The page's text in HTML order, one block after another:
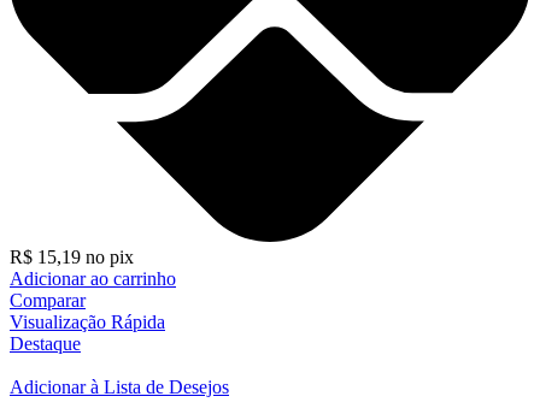
R$ 15,19 no pix
Adicionar ao carrinho
Comparar
Visualização Rápida
Destaque
Adicionar à Lista de Desejos